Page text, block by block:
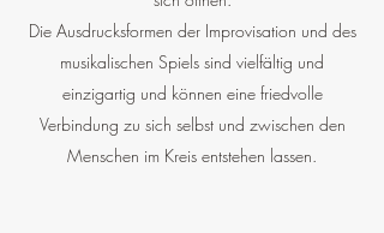
Die Ausdrucksformen der Improvisation und des
musikalischen Spiels sind vielfältig und
einzigartig und können eine friedvolle
Verbindung zu sich selbst und zwischen den
Menschen im Kreis entstehen lassen.